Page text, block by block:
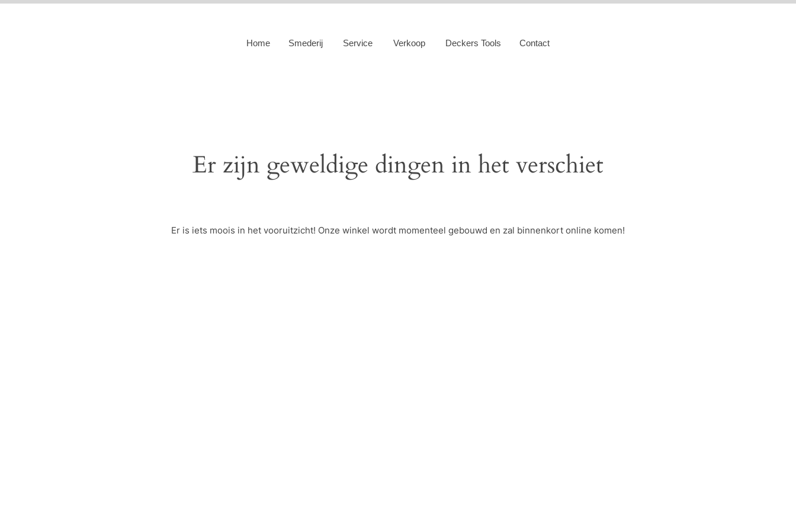
Home Smederij Service Verkoop Deckers Tools Contact
Er zijn geweldige dingen in het verschiet
Er is iets moois in het vooruitzicht! Onze winkel wordt momenteel gebouwd en zal binnenkort online komen!